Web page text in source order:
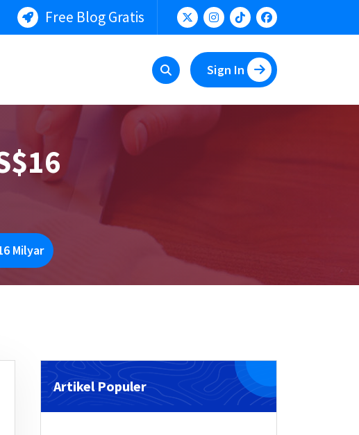
Free Blog Gratis
Sign In
Milyar
Artikel Populer